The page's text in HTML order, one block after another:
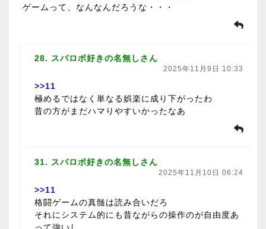
ゲームって、なんなんだろうな・・・
28. スパロボ好きの名無しさん
2025年11月9日 10:33
>>11
極めるではなく単なる娯楽に成り下がったわ
昔の方がまだハマりやすいかったなあ
31. スパロボ好きの名無しさん
2025年11月10日 06:24
>>11
格闘ゲームの真髄は読み合いだろ
それにシステム的にも昔ながらの操作のが自由度あ